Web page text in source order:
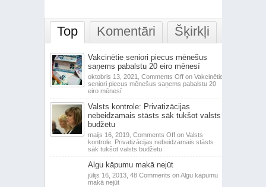
Top Komentāri Šķirkļi
Vakcinētie seniori piecus mēnešus
saņems pabalstu 20 eiro mēnesī
oktobris 13, 2021, Comments Offon Vakcinētie
seniori piecus mēnešus saņems pabalstu 20
eiro mēnesī
Valsts kontrole: Privatizācijas
nebeidzamais stāsts sāk tukšot valsts
budžetu
maijs 16, 2019, Comments Offon Valsts
kontrole: Privatizācijas nebeidzamais stāsts
sāk tukšot valsts budžetu
Algu kāpumu makā nejūt
jūlijs 16, 2013, 48 Comments on Algu kāpumu
makā nejūt